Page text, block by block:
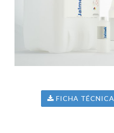
FICHA TÉCNICA